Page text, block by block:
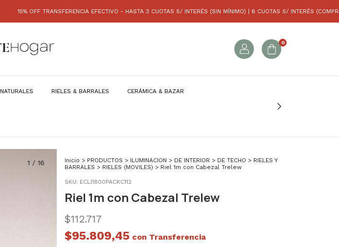
15% OFF TRANSFERENCIA EFECTIVO - HASTA 3 CUOTAS S/ INTERÉS (SIN MÍNIMO) | 6 CUOTAS S/ INTERÉS (COMPRAS
0
RIELES & BARRALES CERÁMICA & BAZAR
1 / 16 Inicio > PRODUCTOS > ILUMINACION > DE INTERIOR > DE TECHO > RIELES Y
BARRALES > RIELES (MOVILES) > Riel 1m con Cabezal Trelew
SKU: ECLI1800PACKC112
Riel 1m con Cabezal Trelew
$112.717
$95.809,45 con